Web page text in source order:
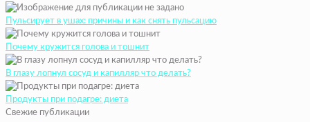
Пульсирует в ушах: причины и как снять пульсацию
Почему кружится голова и тошнит
В глазу лопнул сосуд и капилляр что делать?
Продукты при подагре: диета
Свежие публикации